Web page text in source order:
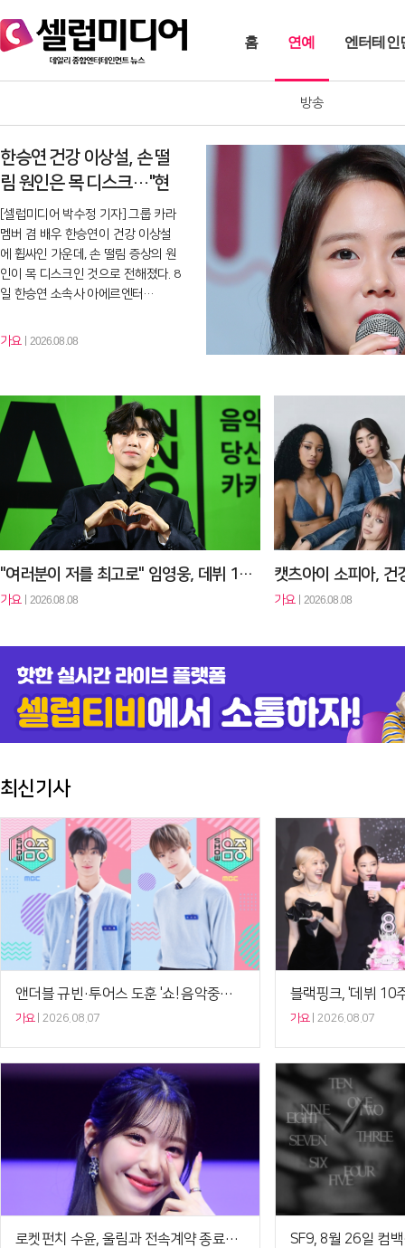
홈 연예
방송
엔터테인
한승연 건강 이상설, 손 떨
림 원인은 목 디스크…"현
재 치료 중"
[셀럽미디어 박수정 기자] 그룹 카라
멤버 겸 배우 한승연이 건강 이상설
에 휩싸인 가운데, 손 떨림 증상의 원
인이 목 디스크인 것으로 전해졌다. 8
일 한승연 소속사 아에르엔터…
가요 2026.08.08
"여러분이 저를 최고로" 임영웅, 데뷔 10주년 팬들에 전한 진심
가요 2026.08.08 가요 2026.08.08
'2026 케이 월드 드림 어워즈' 인기상 여자 솔로 마감 D-3…카르멘…
2026.08.08 가요 2026.08.08
아이들 'TOMBOY' MV 4억뷰 돌파…'퀸카'·'Nxde' 이어 세 …
가요 2026.08.08 가요 2026.08.08
최신기사
앤더블 규빈·투어스 도훈 '쇼! 음악중심' MC 하차……
가요 2026.08.07 가요 2026.08.07
로켓펀치 수윤, 울림과 전속계약 종료…“소중한 추억” …